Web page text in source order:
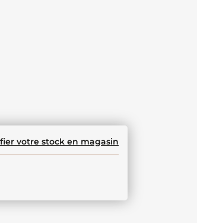
votre stock en magasin